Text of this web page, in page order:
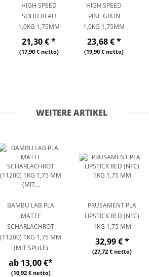
HIGH SPEED
SOLID BLAU
1,0KG 1,75MM
21,30 €*
(17,90 € netto)
HIGH SPEED
PINE GRÜN
1,0KG 1,75MM
23,68 €*
(19,90 € netto)
WEITERE ARTIKEL
BAMBU LAB PLA
MATTE
SCHARLACHROT
(11200) 1KG 1,75 MM
(MIT SPULE)
ab 13,00 €*
(10,92 € netto)
PRUSAMENT PLA
LIPSTICK RED (NFC)
1KG 1,75 MM
32,99 €*
(27,72 € netto)